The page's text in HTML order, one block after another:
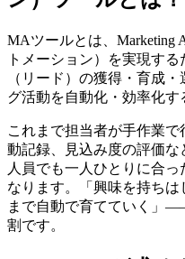
MAツールとは、Marketing
トメーション）を実現す
（リード）の獲得・育成
グ活動を自動化・効率化す
これまで担当者が手作業
動記録、見込み度の評価
人員でも一人ひとりに合
なります。「興味を持ちは
まで自動で育てていく」
割です。